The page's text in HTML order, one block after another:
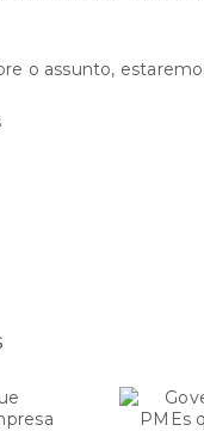
o assunto,